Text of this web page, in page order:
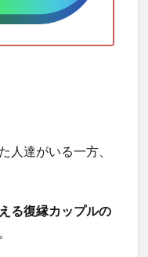
人達がいる一方、
る復縁カップルの